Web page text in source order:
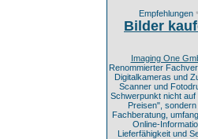
Empfehlungen *
Bilder
Imaging One
Renommierter
Digitalkameras und
Scanner und
Schwerpunkt nicht auf
Preisen", sondern
Fachberatung,
Online-
Lieferfähigkeit und